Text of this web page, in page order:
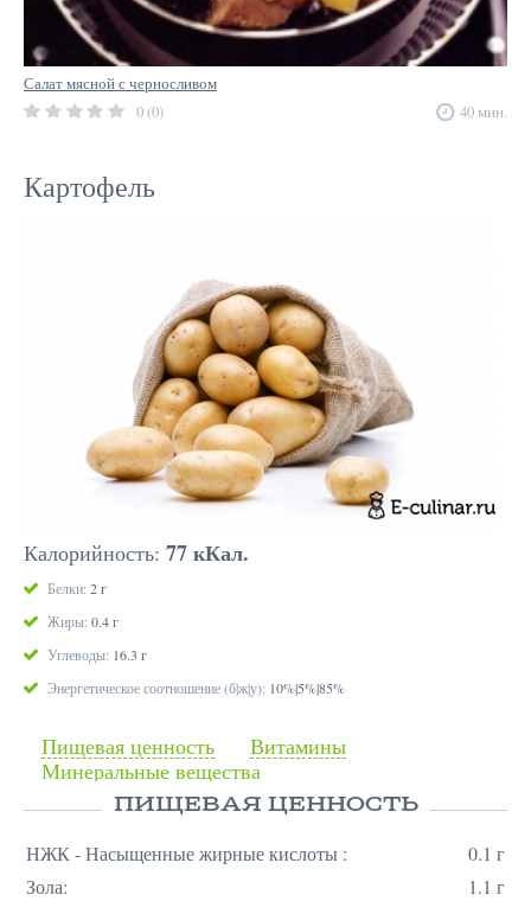
Салат мясной с черносливом
0 (0)
40 мин.
Картофель
Калорийность: 77 кКал.
Белки: 2 г
Жиры: 0.4 г
Углеводы: 16.3 г
Энергетическое соотношение (б|ж|у): 10%|5%|85%
Пищевая ценность
Витамины
Минеральные вещества
ПИЩЕВАЯ ЦЕННОСТЬ
НЖК - Насыщенные жирные кислоты :
0.1 г
Зола:
1.1 г